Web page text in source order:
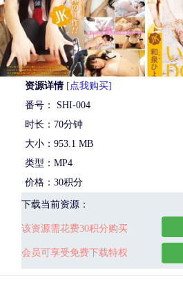
资源详情 [点我购买]
番号： SHI-004
时长：70分钟
大小：953.1 MB
类型：MP4
价格：30积分
下载当前资源：
该资源需花费30积分购买
会员可享受免费下载特权